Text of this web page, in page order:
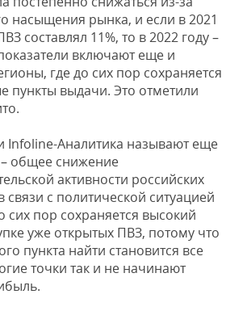
насыщения рынка, и если в 2021
составлял 11%, то в 2022 году –
включают еще и
где до сих пор сохраняется
пункты выдачи. Это отметили
Infoline-Аналитика называют еще
общее снижение
активности российских
связи с политической ситуацией
сих пор сохраняется высокий
уже открытых ПВЗ, потому что
пункта найти становится все
точки так и не начинают